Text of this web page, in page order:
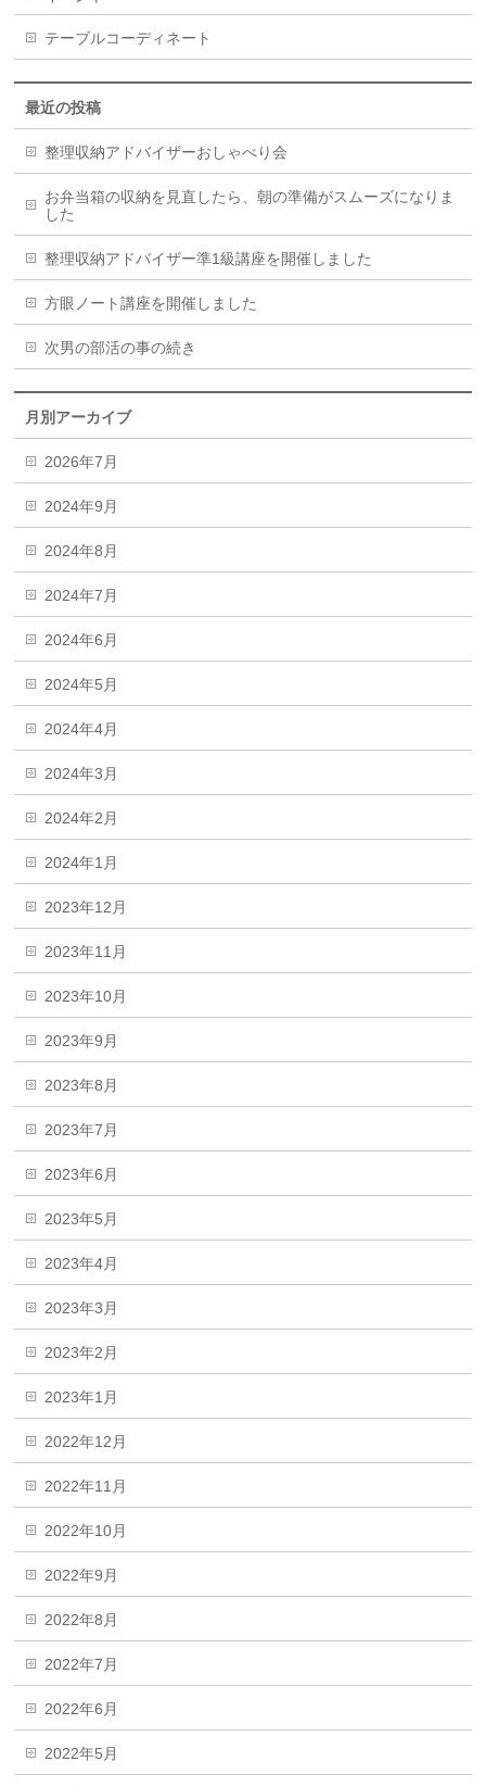
テーブルコーディネート
最近の投稿
整理収納アドバイザーおしゃべり会
お弁当箱の収納を見直したら、朝の準備がスムーズになりま
した
整理収納アドバイザー準1級講座を開催しました
方眼ノート講座を開催しました
次男の部活の事の続き
月別アーカイブ
2026年7月
2024年9月
2024年8月
2024年7月
2024年6月
2024年5月
2024年4月
2024年3月
2024年2月
2024年1月
2023年12月
2023年11月
2023年10月
2023年9月
2023年8月
2023年7月
2023年6月
2023年5月
2023年4月
2023年3月
2023年2月
2023年1月
2022年12月
2022年11月
2022年10月
2022年9月
2022年8月
2022年7月
2022年6月
2022年5月